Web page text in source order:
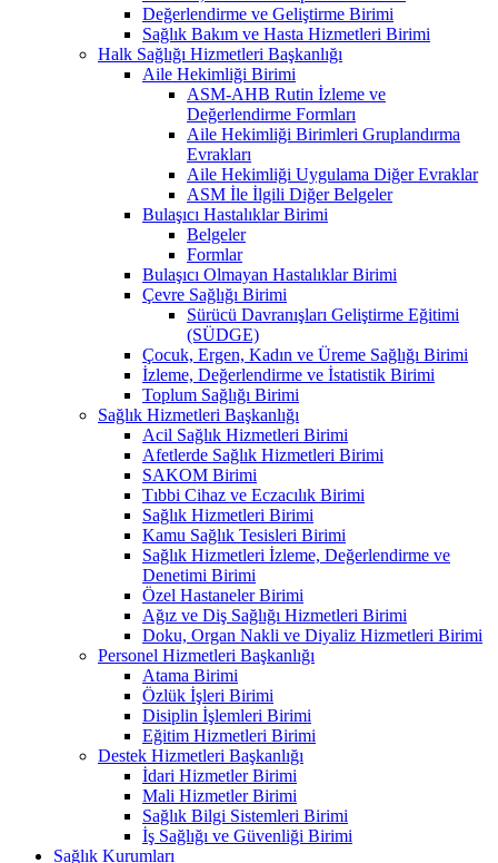
Değerlendirme ve Geliştirme Birimi
Sağlık Bakım ve Hasta Hizmetleri Birimi
Halk Sağlığı Hizmetleri Başkanlığı
Aile Hekimliği Birimi
ASM-AHB Rutin İzleme ve
Değerlendirme Formları
Aile Hekimliği Birimleri Gruplandırma
Evrakları
Aile Hekimliği Uygulama Diğer Evraklar
ASM İle İlgili Diğer Belgeler
Bulaşıcı Hastalıklar Birimi
Belgeler
Formlar
Bulaşıcı Olmayan Hastalıklar Birimi
Çevre Sağlığı Birimi
Sürücü Davranışları Geliştirme Eğitimi
(SÜDGE)
Çocuk, Ergen, Kadın ve Üreme Sağlığı Birimi
İzleme, Değerlendirme ve İstatistik Birimi
Toplum Sağlığı Birimi
Sağlık Hizmetleri Başkanlığı
Acil Sağlık Hizmetleri Birimi
Afetlerde Sağlık Hizmetleri Birimi
SAKOM Birimi
Tıbbi Cihaz ve Eczacılık Birimi
Sağlık Hizmetleri Birimi
Kamu Sağlık Tesisleri Birimi
Sağlık Hizmetleri İzleme, Değerlendirme ve
Denetimi Birimi
Özel Hastaneler Birimi
Ağız ve Diş Sağlığı Hizmetleri Birimi
Doku, Organ Nakli ve Diyaliz Hizmetleri Birimi
Personel Hizmetleri Başkanlığı
Atama Birimi
Özlük İşleri Birimi
Disiplin İşlemleri Birimi
Eğitim Hizmetleri Birimi
Destek Hizmetleri Başkanlığı
İdari Hizmetler Birimi
Mali Hizmetler Birimi
Sağlık Bilgi Sistemleri Birimi
İş Sağlığı ve Güvenliği Birimi
Sağlık Kurumları